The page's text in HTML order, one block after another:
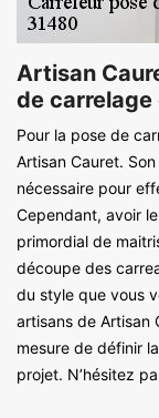
Artisan
de
Pour la pose de
Artisan Cauret.
nécessaire pour
Cependant, avoir
primordial de
découpe des
du style que vous
artisans de Artisan
mesure de définir
projet. N’hésitez